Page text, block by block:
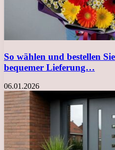
So wählen und bestellen
bequemer Lieferung…
06.01.2026